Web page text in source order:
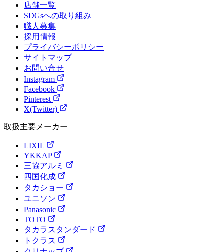
店舗一覧
SDGsへの取り組み
職人募集
採用情報
プライバシーポリシー
サイトマップ
お問い合せ
Instagram
Facebook
Pinterest
X(Twitter)
取扱主要メーカー
LIXIL
YKKAP
三協アルミ
四国化成
タカショー
ユニソン
Panasonic
TOTO
タカラスタンダード
トクラス